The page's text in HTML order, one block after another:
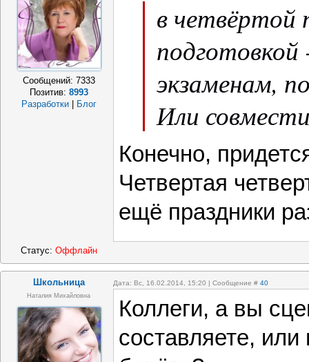
Сообщений: 7333
Позитив: 8993
Разработки
Блог
в четвёртой
подготовкой
экзаменам,
Или
Конечно,
Четвертая
ещё праздники
Статус: Оффлайн
Школьница Дата: Вс, 16.02.2014, 15:20 | Сообщение # 40
Наталия Михайловна
Коллеги, а вы
составляете, или